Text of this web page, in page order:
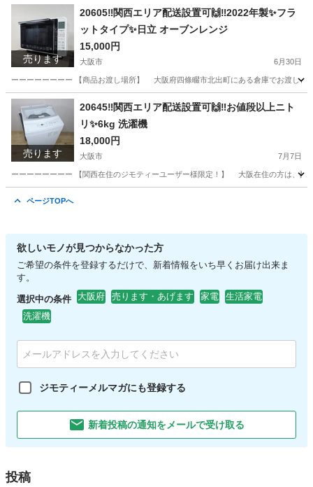
大阪 大阪市 生活家電 Panasonic
売ります
20605‼️関西エリア配送設置可🙌‼️2022年製✨フラ
ットタイプ✨日立 オーブンレンジ
15,000円
大阪市 6月30日
ーーーーーーーー 【商品お渡し場所】 大阪府四條畷市北出町にある倉庫でお渡し
大阪 大阪市 キッチン家電 レンジ
売ります
20645‼️関西エリア配送設置可🙌‼️お値段以上ニト
リ✨6kg 洗濯機
18,000円
大阪市 7月7日
ーーーーーーーー 【関西在住のジモティーユーザー様限定！】 大阪在住の方は、
ページTOPへ
欲しいモノが見つからなかった方
ご希望の条件を登録するだけで、新着情報をいち早くお届け出来ま
す。
選択中の条件 大阪府 売ります・あげます 家電
生活家電
洗濯機
ジモティーメルマガにも登録する
新着投稿の通知をメールで受け取る
投稿